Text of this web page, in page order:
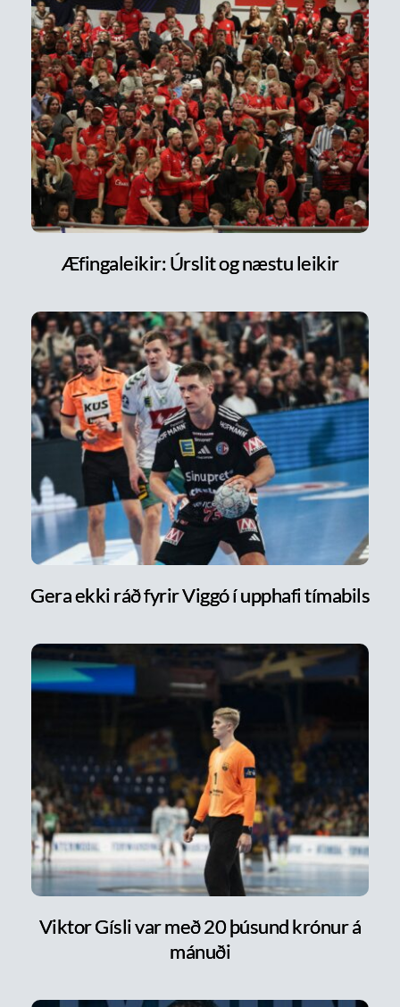
Æfingaleikir: Úrslit og næstu leikir
Gera ekki ráð fyrir Viggó í upphafi tímabils
Viktor Gísli var með 20 þúsund krónur á
mánuði